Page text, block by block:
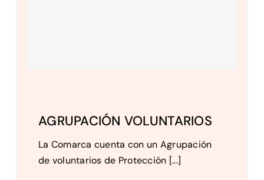
AGRUPACIÓN VOLUNTARIOS
La Comarca cuenta con un Agrupación
de voluntarios de Protección [...]